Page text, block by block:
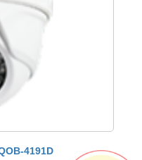
4191D